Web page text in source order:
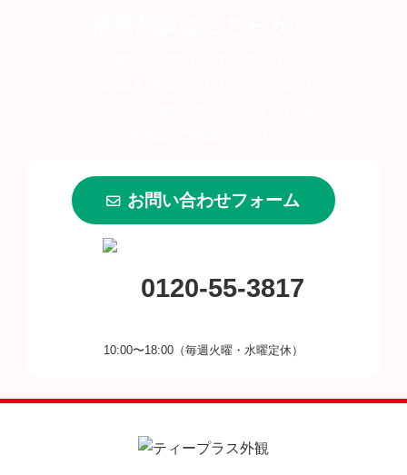
お問い合わせフォーム
0120-55-3817
10:00〜18:00（毎週火曜・水曜定休）